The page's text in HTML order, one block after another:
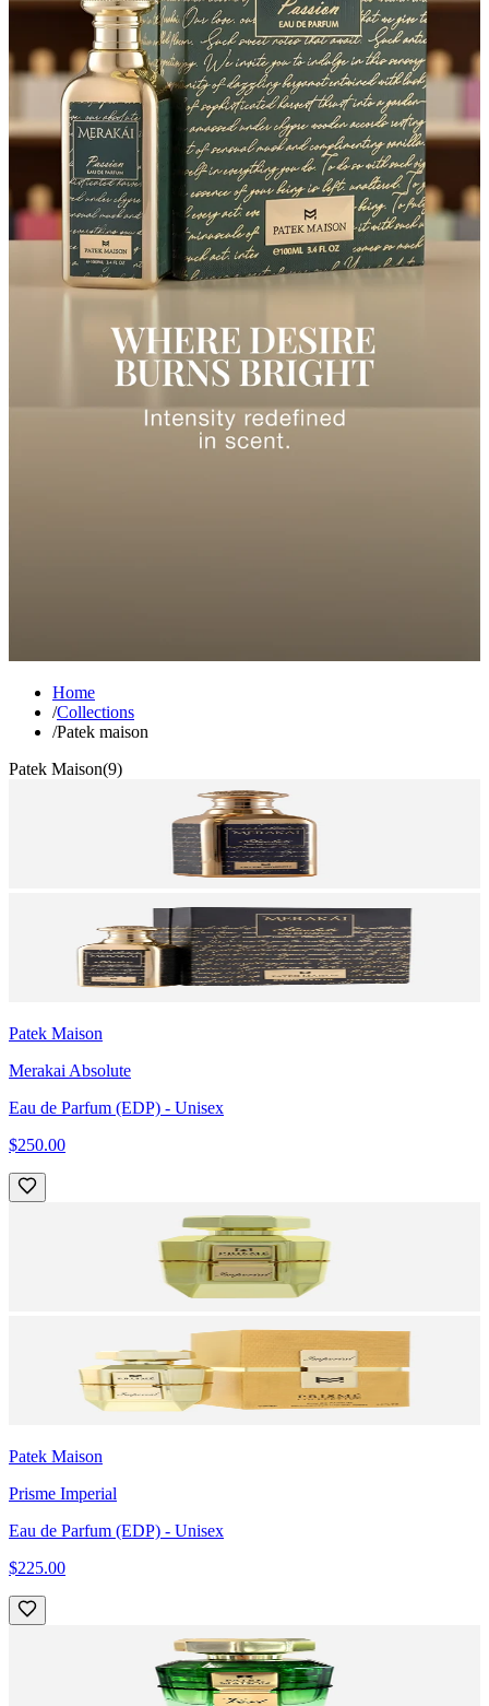
Home
/Collections
/Patek maison
Patek Maison(9)
Patek Maison
Merakai Absolute
Eau de Parfum (EDP) - Unisex
$250.00
Patek Maison
Prisme Imperial
Eau de Parfum (EDP) - Unisex
$225.00